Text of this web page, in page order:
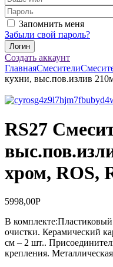
Запомнить меня
Забыли свой пароль?
Создать аккаунт
ГлавнаяСмесители
кухни, выс.пов.излив
RS27
хром, ROS,
5998,00Р
В
очистки. Керамический
см – 2 шт..
крепления.